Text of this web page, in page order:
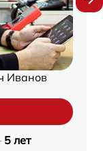
Иванов
5 лет